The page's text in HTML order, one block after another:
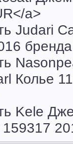
a>
Judari
Колье
Kele